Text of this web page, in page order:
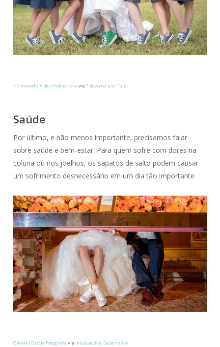
Homeworks Video Productionsvia Tidewater and Tule
Saúde
Por último, e não menos importante, precisamos falar
sobre saúde e bem-estar. Para quem sofre com dores na
coluna ou nos joelhos, os sapatos de salto podem causar
um sofrimento desnecessário em um dia tão importante.
Giovani Garcia Fotografia via Inesquecível Casamento